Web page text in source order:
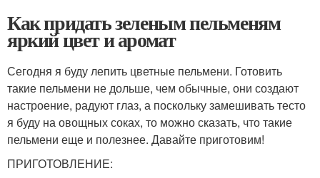
Как придать зеленым пельменям
яркий цвет и аромат
Сегодня я буду лепить цветные пельмени. Готовить
такие пельмени не дольше, чем обычные, они создают
настроение, радуют глаз, а поскольку замешивать тесто
я буду на овощных соках, то можно сказать, что такие
пельмени еще и полезнее. Давайте приготовим!
ПРИГОТОВЛЕНИЕ: